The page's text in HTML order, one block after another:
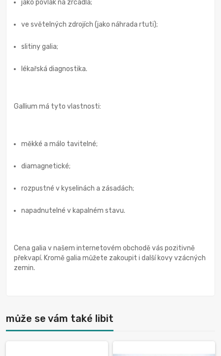
jako povlak na zrcadla;
ve světelných zdrojích (jako náhrada rtuti);
slitiny galia;
lékařská diagnostika.
Gallium má tyto vlastnosti:
měkké a málo tavitelné;
diamagnetické;
rozpustné v kyselinách a zásadách;
napadnutelné v kapalném stavu.
Cena galia v našem internetovém obchodě vás pozitivně
překvapí. Kromě galia můžete zakoupit i další kovy vzácných
zemin.
může se vám také libit